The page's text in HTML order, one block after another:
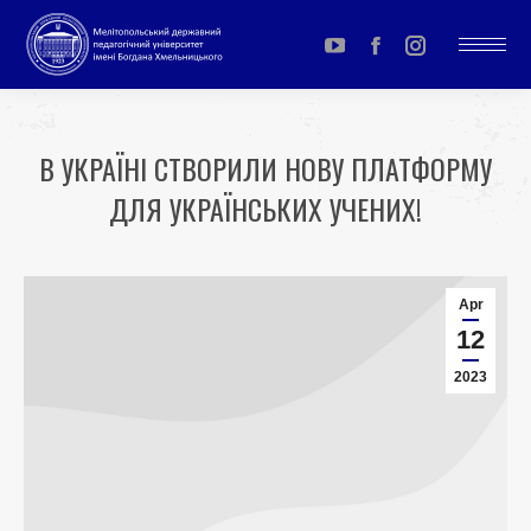
YouTube
page
in
new
Facebook
page
in
new
Instagram
page
in
new
В УКРАЇНІ СТВОРИЛИ НОВУ ПЛАТФОРМУ
ДЛЯ УКРАЇНСЬКИХ УЧЕНИХ!
Apr
12
2023